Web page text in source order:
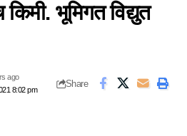
किमी. भूमिगत विद्युत
8:02 pm
ago
Share